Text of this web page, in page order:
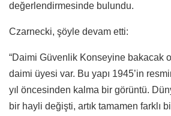
değerlendirmesinde bulundu.
Czarnecki, şöyle devam etti:
“Daimi Güvenlik Konseyine bakacak
daimi üyesi var. Bu yapı 1945’in
yıl öncesinden kalma bir görüntü.
bir hayli değişti, artık tamamen farklı